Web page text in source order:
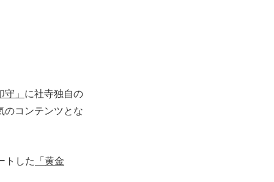
」 に社寺独自の
のコンテンツとな
トした 「黄金